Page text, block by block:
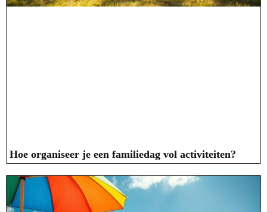
Hoe organiseer je een familiedag vol activiteiten?